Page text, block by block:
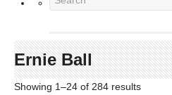
Ernie Ball
Showing 1–24 of 284 results